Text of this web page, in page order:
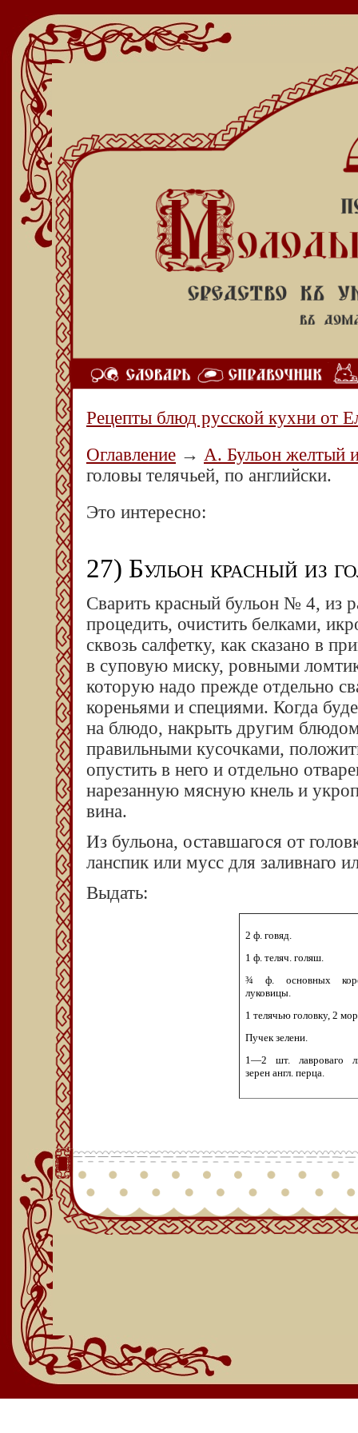
Рецепты блюд русской кухни от
Оглавление → А. Бульон желтый
головы телячьей, по английски.
Это интересно:
27) Бульон красный из
Сва­рить красный бульон № 4, из
проце­дить, очистить белками,
сквозь салфетку, как сказано в
в суповую миску, ровными
которую надо прежде отдельно
кореньями и специями. Когда
на блюдо, накрыть другим
правильными кусочками,
опустить в него и отдельно
нарезанную мясную кнель и
вина.
Из бульона, оставшагося от
ланспик или мусс для заливнаго
Выдать:
2 ф. говяд.
1 ф. теляч. голяш.
¾ ф. основных
луковицы.
1 телячью головку, 2
Пучек зелени.
1—2 шт. лавроваго
зерен англ. перца.